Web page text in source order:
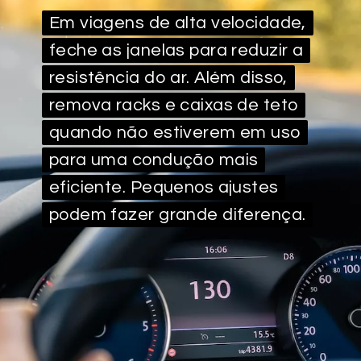
Em viagens de alta velocidade,
feche as janelas para reduzir a
resistência do ar. Além disso,
remova racks e caixas de teto
quando não estiverem em uso
para uma condução mais
eficiente. Pequenos ajustes
podem fazer grande diferença.
Em viagens de alta velocidade,
feche as janelas para reduzir a
resistência do ar. Além disso,
remova racks e caixas de teto
quando não estiverem em uso
para uma condução mais
eficiente. Pequenos ajustes
podem fazer grande diferença.